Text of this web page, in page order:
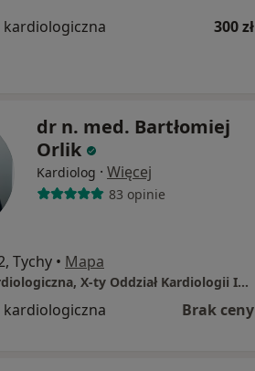
kardiologiczna 300 zł
dr n. med. Bartłomiej
Orlik
Kardiolog · Więcej
83 opinie
Tychy • Mapa
Poradnia Kardiologiczna, X-ty Oddział Kardiologii Inwazyjnej, Elektrofizjologii i Elektrostymulacji, Polsko-Amerykańskie Kliniki Serca
kardiologiczna Brak ceny